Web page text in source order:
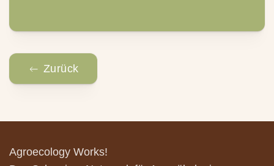
Zurück
Agroecology Works!